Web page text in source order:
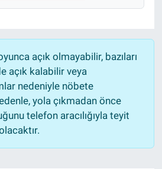
açık olmayabilir, bazıları
açık kalabilir veya
nedeniyle nöbete
yola çıkmadan önce
telefon aracılığıyla teyit